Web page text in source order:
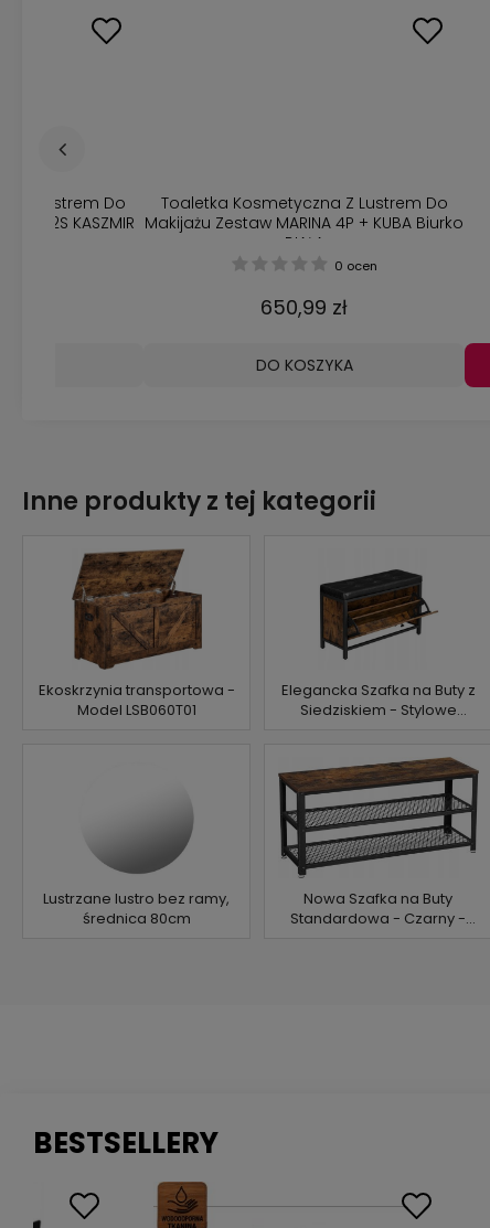
z Lustrem Do
2S KASZMIR
Toaletka Kosmetyczna Z Lustrem Do
Makijażu Zestaw MARINA 4P + KUBA Biurko
BIAŁA
0 ocen
650,99 zł
DO KOSZYKA
Inne produkty z tej kategorii
Ekoskrzynia transportowa -
Model LSB060T01
Elegancka Szafka na Buty z
Siedziskiem - Stylowe
Lustrzane lustro bez ramy,
średnica 80cm
Nowa Szafka na Buty
Standardowa - Czarny -
BESTSELLERY